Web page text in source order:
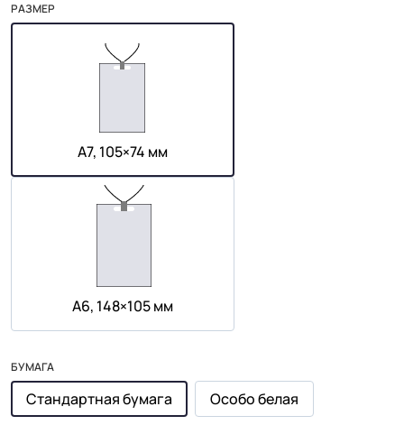
РАЗМЕР
А7, 105×74 мм
А6, 148×105 мм
БУМАГА
Стандартная бумага Особо белая